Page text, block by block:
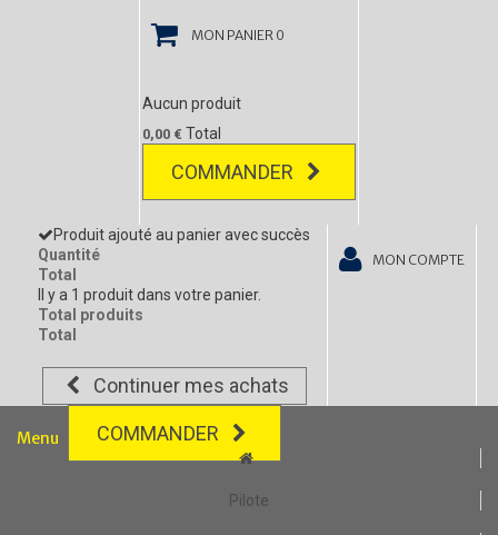
MON PANIER 0
Aucun produit
0,00 € Total
COMMANDER
Produit ajouté au panier avec succès
Quantité
Total
Il y a 1 produit dans votre panier.
Total produits
Total
Continuer mes achats
COMMANDER
MON COMPTE
Menu
Pilote